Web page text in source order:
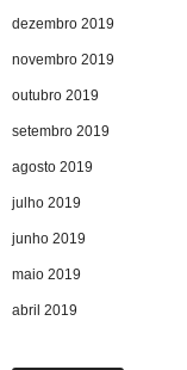
dezembro 2019
novembro 2019
outubro 2019
setembro 2019
agosto 2019
julho 2019
junho 2019
maio 2019
abril 2019